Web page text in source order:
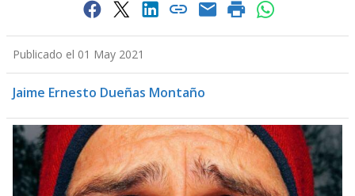
Publicado el 01 May 2021
Jaime Ernesto Dueñas Montaño